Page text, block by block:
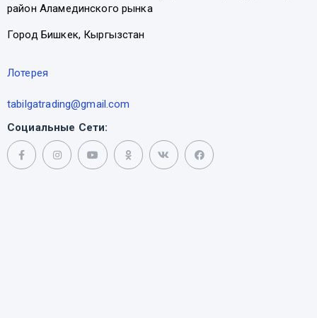
район Аламединского рынка
Город Бишкек, Кыргызстан
Лотерея
tabilgatrading@gmail.com
Социальные Сети: